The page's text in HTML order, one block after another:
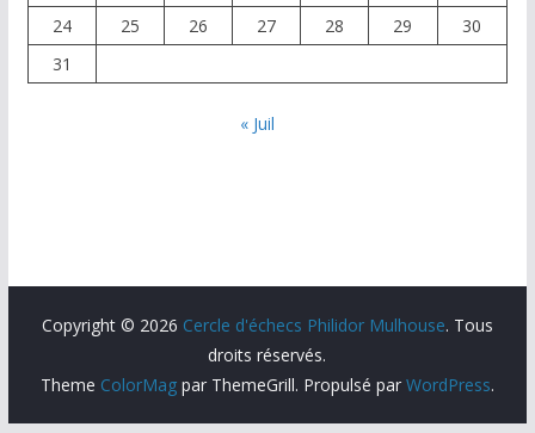
24
25 26 27 28 29
30
31
« Juil
Copyright © 2026 Cercle d'échecs Philidor Mulhouse. Tous
droits réservés.
Theme ColorMagpar ThemeGrill. Propulsé par WordPress.